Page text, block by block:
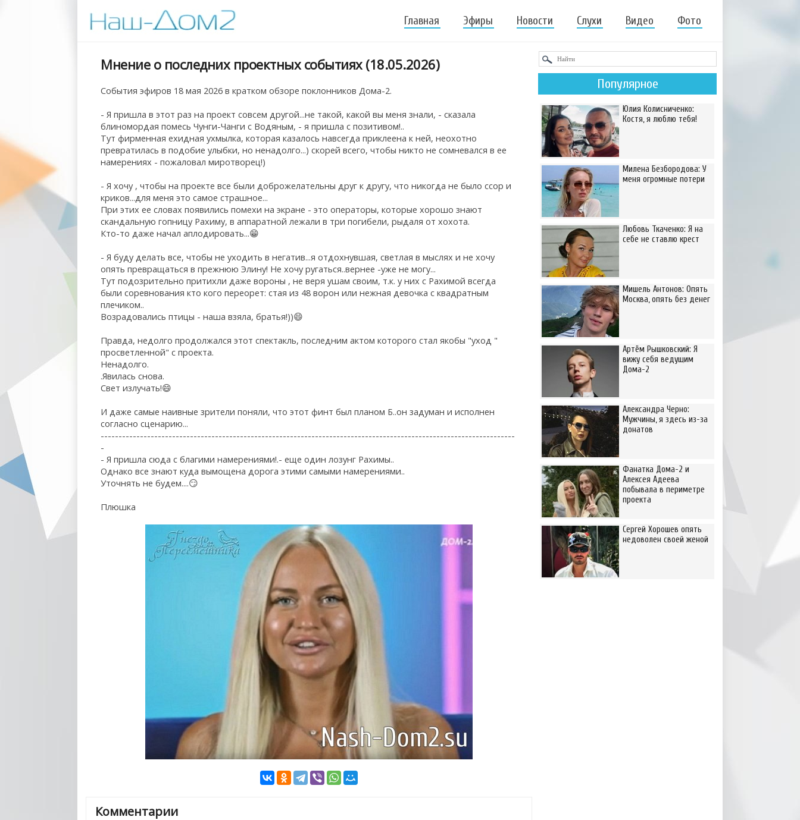
Главная Эфиры Новости Слухи Видео Фото
Мнение о последних проектных событиях (18.05.2026)
События эфиров 18 мая 2026 в кратком обзоре поклонников Дома-2.
- Я пришла в этот раз на проект совсем другой...не такой, какой вы меня знали, - сказала
блиномордая помесь Чунги-Чанги с Водяным, - я пришла с позитивом!..
Тут фирменная ехидная ухмылка, которая казалось навсегда приклеена к ней, неохотно
превратилась в подобие улыбки, но ненадолго...) скорей всего, чтобы никто не сомневался в ее
намерениях - пожаловал миротворец!)
- Я хочу , чтобы на проекте все были доброжелательны друг к другу, что никогда не было ссор и
криков...для меня это самое страшное...
При этих ее словах появились помехи на экране - это операторы, которые хорошо знают
скандальную гопницу Рахиму, в аппаратной лежали в три погибели, рыдаля от хохота.
Кто-то даже начал аплодировать...😁
- Я буду делать все, чтобы не уходить в негатив...я отдохнувшая, светлая в мыслях и не хочу
опять превращаться в прежнюю Элину! Не хочу ругаться..вернее -уже не могу...
Тут подозрительно притихли даже вороны , не веря ушам своим, т.к. у них с Рахимой всегда
были соревнования кто кого переорет: стая из 48 ворон или нежная девочка с квадратным
плечиком..
Возрадовались птицы - наша взяла, братья!))😄
Правда, недолго продолжался этот спектакль, последним актом которого стал якобы "уход "
просветленной" с проекта.
Ненадолго.
.Явилась снова.
Свет излучать!😄
И даже самые наивные зрители поняли, что этот финт был планом Б..он задуман и исполнен
согласно сценарию...
--------------------------------------------------------------------------------------------------------------------
-
- Я пришла сюда с благими намерениями!.- еще один лозунг Рахимы..
Однако все знают куда вымощена дорога этими самыми намерениями..
Уточнять не будем....😏
Плюшка
Комментарии
Популярное
Юлия Колисниченко:
Костя, я люблю тебя!
Милена Безбородова: У
меня огромные потери
Любовь Ткаченко: Я на
себе не ставлю крест
Мишель Антонов: Опять
Москва, опять без денег
Артём Рышковский: Я
вижу себя ведущим
Дома-2
Александра Черно:
Мужчины, я здесь из-за
донатов
Фанатка Дома-2 и
Алексея Адеева
побывала в периметре
проекта
Сергей Хорошев опять
недоволен своей женой